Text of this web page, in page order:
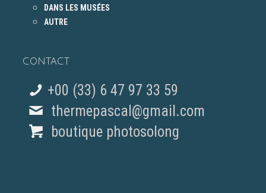
DANS LES MUSÉES
AUTRE
CONTACT
+00 (33) 6 47 97 33 59
thermepascal@gmail.com
boutique photosolong